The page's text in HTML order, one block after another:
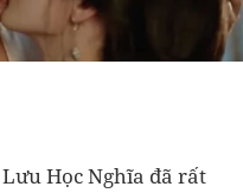
Học Nghĩa đã rất